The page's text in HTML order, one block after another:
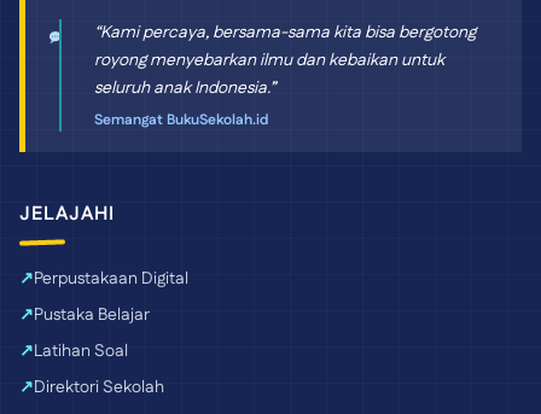
“Kami percaya, bersama-sama kita bisa bergotong
royong menyebarkan ilmu dan kebaikan untuk
seluruh anak Indonesia.”
Semangat BukuSekolah.id
JELAJAHI
Perpustakaan Digital
Pustaka Belajar
Latihan Soal
Direktori Sekolah